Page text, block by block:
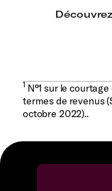
1N°1 sur le
termes de revenus
octobre 2022)..